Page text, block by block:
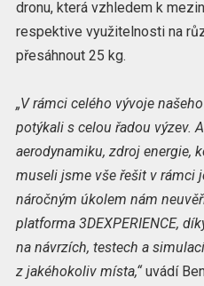
dronu, která vzhledem k
respektive využitelnosti na
přesáhnout 25 kg.
„V rámci celého vývoje
potýkali s celou řadou výzev.
aerodynamiku, zdroj energie,
museli jsme vše řešit v rámci
náročným úkolem nám
platforma 3DEXPERIENCE,
na návrzích, testech a
z jakéhokoliv místa,“uvádí